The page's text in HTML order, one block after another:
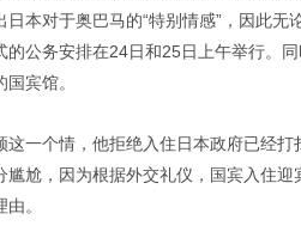
本对于奥巴马的“特别情感”，因此无
的公务安排在24日和25日上午举行。
宾馆。
这一个情，他拒绝入住日本政府已经
尴尬，因为根据外交礼仪，国宾入住
。